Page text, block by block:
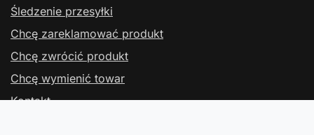
Śledzenie przesyłki
Chcę zareklamować produkt
Chcę zwrócić produkt
Chcę wymienić towar
Kontakt